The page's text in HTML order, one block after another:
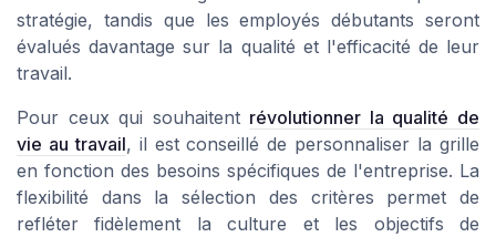
stratégie, tandis que les employés débutants seront
évalués davantage sur la qualité et l'efficacité de leur
travail.
Pour ceux qui souhaitent révolutionner la qualité de
vie au travail, il est conseillé de personnaliser la grille
en fonction des besoins spécifiques de l'entreprise. La
flexibilité dans la sélection des critères permet de
refléter fidèlement la culture et les objectifs de